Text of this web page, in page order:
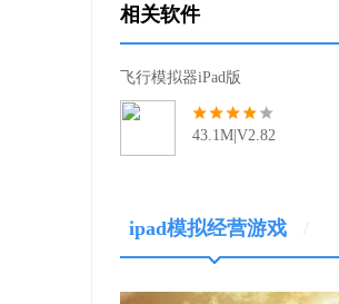
相关软件
飞行模拟器iPad版
43.1M|V2.82
ipad模拟经营游戏